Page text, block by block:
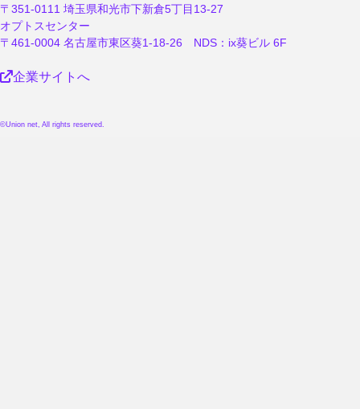
〒351-0111 埼玉県和光市下新倉5丁目13-27
オプトスセンター
〒461-0004 名古屋市東区葵1-18-26 NDS：ix葵ビル 6F
企業サイトへ
©Union net, All rights reserved.